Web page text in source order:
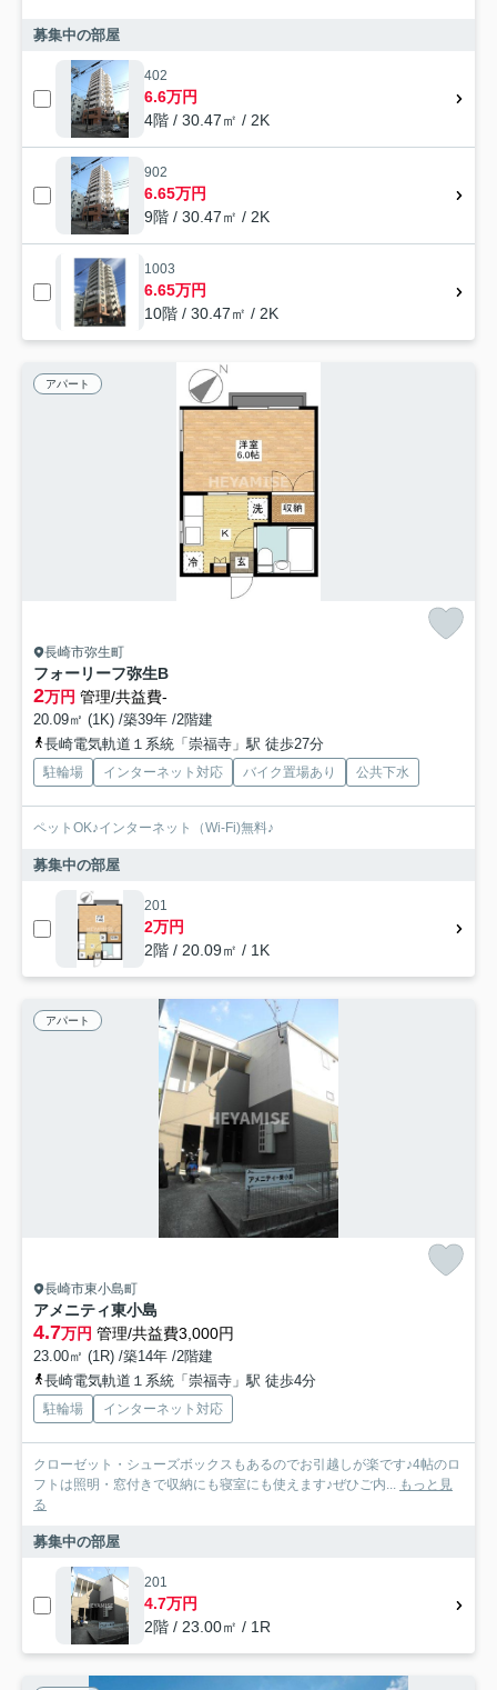
募集中の部屋
402
6.6万円
4階 / 30.47㎡ / 2K
902
6.65万円
9階 / 30.47㎡ / 2K
1003
6.65万円
10階 / 30.47㎡ / 2K
アパート
長崎市弥生町
フォーリーフ弥生B
2万円 管理/共益費-
20.09㎡ (1K) /築39年 /2階建
長崎電気軌道１系統「崇福寺」駅 徒歩27分
駐輪場 インターネット対応 バイク置場あり 公共下水
ペットOK♪インターネット（Wi-Fi)無料♪
募集中の部屋
201
2万円
2階 / 20.09㎡ / 1K
アパート
長崎市東小島町
アメニティ東小島
4.7万円 管理/共益費3,000円
23.00㎡ (1R) /築14年 /2階建
長崎電気軌道１系統「崇福寺」駅 徒歩4分
駐輪場 インターネット対応
クローゼット・シューズボックスもあるのでお引越しが楽です♪4帖のロ
フトは照明・窓付きで収納にも寝室にも使えます♪ぜひご内... もっと見
る
募集中の部屋
201
4.7万円
2階 / 23.00㎡ / 1R